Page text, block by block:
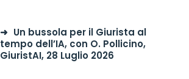
Un bussola per il Giurista al
tempo dell’IA, con O. Pollicino,
GiuristAI, 28 Luglio 2026